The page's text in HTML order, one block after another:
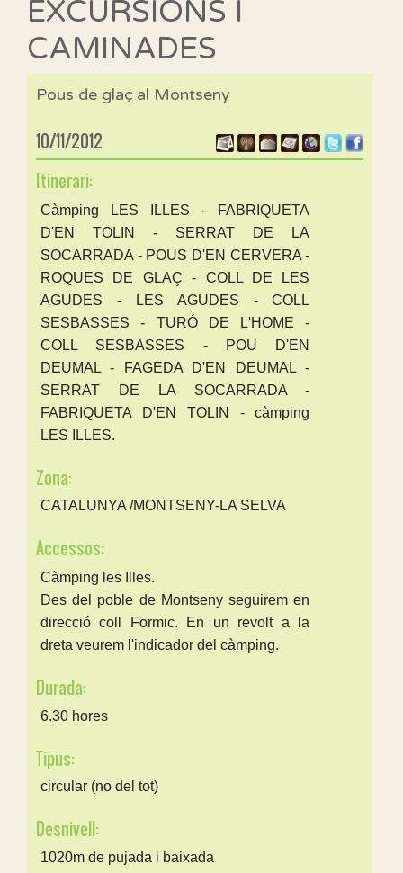
EXCURSIONS I
CAMINADES
Pous de glaç al Montseny
10/11/2012
Itinerari:
Càmping LES ILLES - FABRIQUETA
D'EN TOLIN - SERRAT DE LA
SOCARRADA - POUS D'EN CERVERA -
ROQUES DE GLAÇ - COLL DE LES
AGUDES - LES AGUDES - COLL
SESBASSES - TURÓ DE L'HOME -
COLL SESBASSES - POU D'EN
DEUMAL - FAGEDA D'EN DEUMAL -
SERRAT DE LA SOCARRADA -
FABRIQUETA D'EN TOLIN - càmping
LES ILLES.
Zona:
CATALUNYA /MONTSENY-LA SELVA
Accessos:
Càmping les Illes.
Des del poble de Montseny seguirem en
direcció coll Formic. En un revolt a la
dreta veurem l'indicador del càmping.
Durada:
6.30 hores
Tipus:
circular (no del tot)
Desnivell:
1020m de pujada i baixada